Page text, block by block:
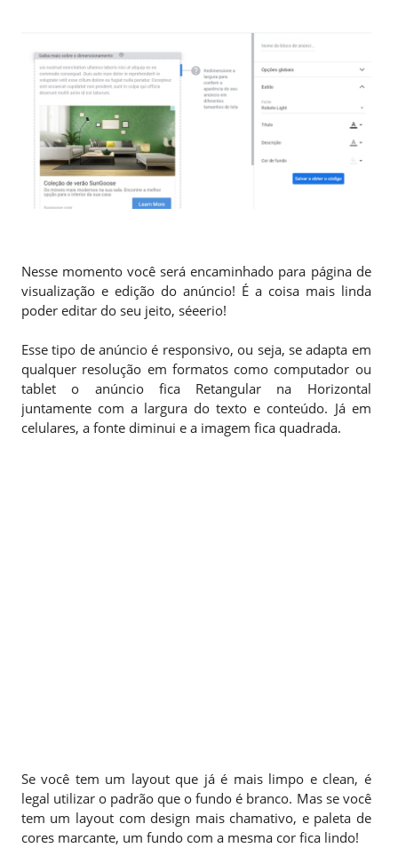
Nesse momento você será encaminhado para página de
visualização e edição do anúncio! É a coisa mais linda
poder editar do seu jeito, séeerio!
Esse tipo de anúncio é responsivo, ou seja, se adapta em
qualquer resolução em formatos como computador ou
tablet o anúncio fica Retangular na Horizontal
juntamente com a largura do texto e conteúdo. Já em
celulares, a fonte diminui e a imagem fica quadrada.
Se você tem um layout que já é mais limpo e clean, é
legal utilizar o padrão que o fundo é branco. Mas se você
tem um layout com design mais chamativo, e paleta de
cores marcante, um fundo com a mesma cor fica lindo!